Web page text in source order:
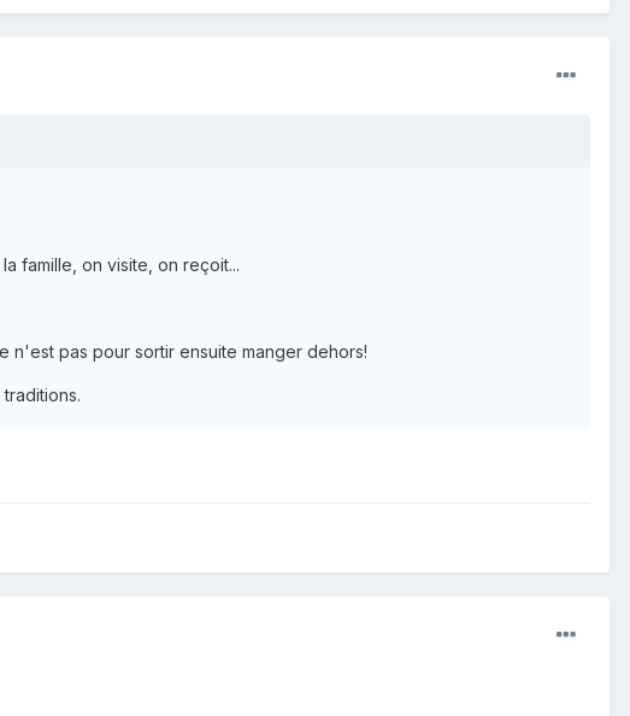
famille, on visite, on reçoit...
n'est pas pour sortir ensuite manger dehors!